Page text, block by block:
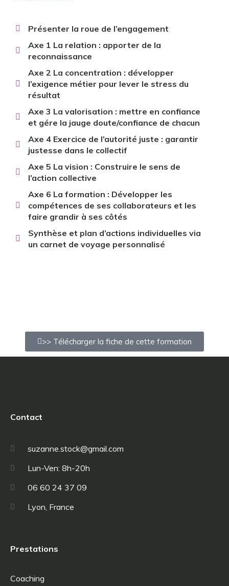
Présenter la roue de l’engagement
Axe 1 La relation : apporter de la
reconnaissance
Axe 2 La concentration : développer
l’exigence métier pour lever le stress du
résultat
Axe 3 La valorisation : mettre en confiance
et gére la jauge doute/confiance de chacun
Axe 4 Exercice de l’autorité juste : garantir
justesse dans le collectif
Axe 5 La vision : Construire le sens de
l’action collective
Axe 6 La formation : Développer les
compétences de ses collaborateurs et les
faire grandir à ses côtés
Synthèse et plan d’actions individuelles via
un carnet de voyage personnalisé
>> Télécharger la fiche de cette formation
Contact
suzanne.stock@gmail.com
Lun-Ven: 8h-20h
06 60 24 37 09
Lyon, France
Prestations
Coaching